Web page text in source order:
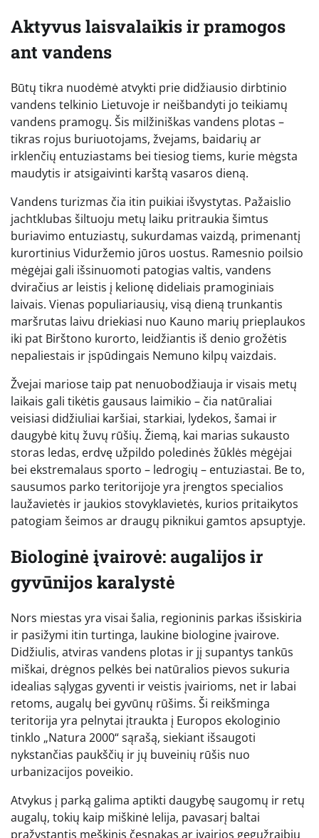
Aktyvus laisvalaikis ir pramogos
ant vandens
Būtų tikra nuodėmė atvykti prie didžiausio dirbtinio
vandens telkinio Lietuvoje ir neišbandyti jo teikiamų
vandens pramogų. Šis milžiniškas vandens plotas –
tikras rojus buriuotojams, žvejams, baidarių ar
irklenčių entuziastams bei tiesiog tiems, kurie mėgsta
maudytis ir atsigaivinti karštą vasaros dieną.
Vandens turizmas čia itin puikiai išvystytas. Pažaislio
jachtklubas šiltuoju metų laiku pritraukia šimtus
buriavimo entuziastų, sukurdamas vaizdą, primenantį
kurortinius Viduržemio jūros uostus. Ramesnio poilsio
mėgėjai gali išsinuomoti patogias valtis, vandens
dviračius ar leistis į kelionę dideliais pramoginiais
laivais. Vienas populiariausių, visą dieną trunkantis
maršrutas laivu driekiasi nuo Kauno marių prieplaukos
iki pat Birštono kurorto, leidžiantis iš denio grožėtis
nepaliestais ir įspūdingais Nemuno kilpų vaizdais.
Žvejai mariose taip pat nenuobodžiauja ir visais metų
laikais gali tikėtis gausaus laimikio – čia natūraliai
veisiasi didžiuliai karšiai, starkiai, lydekos, šamai ir
daugybė kitų žuvų rūšių. Žiemą, kai marias sukausto
storas ledas, erdvę užpildo poledinės žūklės mėgėjai
bei ekstremalaus sporto – ledrogių – entuziastai. Be to,
sausumos parko teritorijoje yra įrengtos specialios
laužavietės ir jaukios stovyklavietės, kurios pritaikytos
patogiam šeimos ar draugų piknikui gamtos apsuptyje.
Biologinė įvairovė: augalijos ir
gyvūnijos karalystė
Nors miestas yra visai šalia, regioninis parkas išsiskiria
ir pasižymi itin turtinga, laukine biologine įvairove.
Didžiulis, atviras vandens plotas ir jį supantys tankūs
miškai, drėgnos pelkės bei natūralios pievos sukuria
idealias sąlygas gyventi ir veistis įvairioms, net ir labai
retoms, augalų bei gyvūnų rūšims. Ši reikšminga
teritorija yra pelnytai įtraukta į Europos ekologinio
tinklo „Natura 2000“ sąrašą, siekiant išsaugoti
nykstančias paukščių ir jų buveinių rūšis nuo
urbanizacijos poveikio.
Atvykus į parką galima aptikti daugybę saugomų ir retų
augalų, tokių kaip miškinė lelija, pavasarį baltai
pražystantis meškinis česnakas ar įvairios gegužraibių